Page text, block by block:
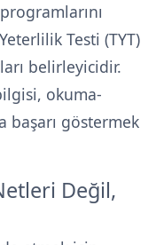
Testi (TYT)
belirleyicidir.
okuma-
başarı göstermek
Değil,